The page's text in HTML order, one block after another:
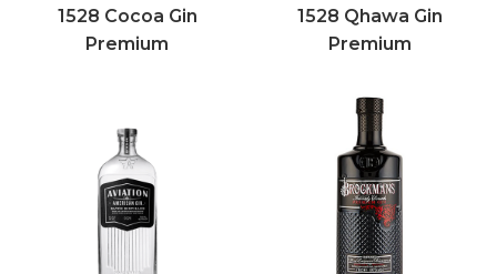
1528 Cocoa Gin
Premium
1528 Qhawa Gin
Premium